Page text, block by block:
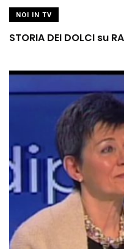
NOI IN TV
STORIA DEI DOLCI su